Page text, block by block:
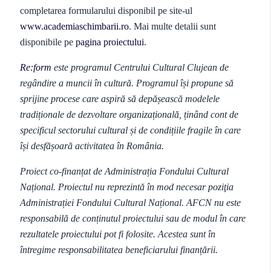
completarea formularului disponibil pe site-ul
www.academiaschimbarii.ro. Mai multe detalii sunt
disponibile pe pagina proiectului.
Re:form este programul Centrului Cultural Clujean de
regândire a muncii în cultură. Programul își propune să
sprijine procese care aspiră să depășească modelele
tradiționale de dezvoltare organizațională, ținând cont de
specificul sectorului cultural și de condițiile fragile în care
își desfășoară activitatea în România.
Proiect co-finanțat de Administrația Fondului Cultural
Național. Proiectul nu reprezintă în mod necesar poziţia
Administrației Fondului Cultural Național. AFCN nu este
responsabilă de conținutul proiectului sau de modul în care
rezultatele proiectului pot fi folosite. Acestea sunt în
întregime responsabilitatea beneficiarului finanțării.